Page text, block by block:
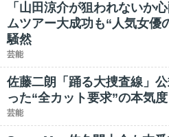
「山田涼介が狙われないか
ムツアー大成功も“人気女優
騒然
芸能
佐藤二朗「踊る大捜査線」
った“全カット要求”の本気度
芸能